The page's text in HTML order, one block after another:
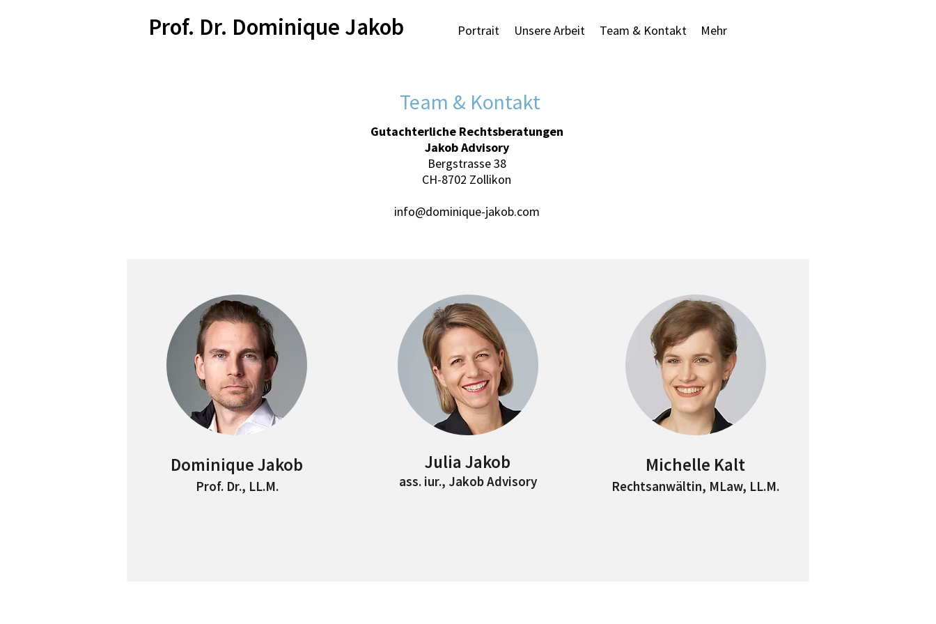
Prof. Dr. Dominique Jakob Portrait Unsere Arbeit Team & Kontakt Mehr
Team & Kontakt
Gutachterliche Rechtsberatungen
Jakob Advisory
Bergstrasse 38
CH-8702 Zollikon
info@dominique-jakob.com
Dominique Jakob
Prof. Dr., LL.M.
Julia Jakob
ass. iur., Jakob Advisory
Michelle Kalt
Rechtsanwältin, MLaw, LL.M.